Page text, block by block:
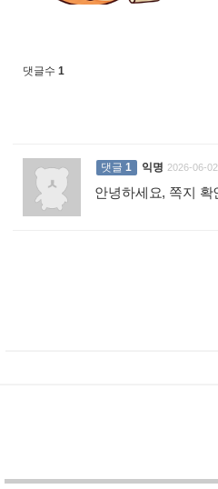
댓글수 1
댓글 1 익명 2026-06-
안녕하세요, 쪽지 확